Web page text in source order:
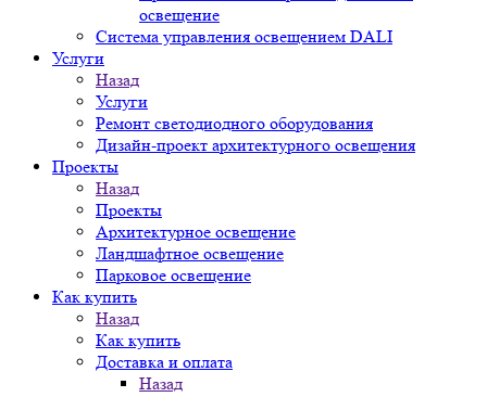
освещение
Система управления освещением DALI
Услуги
Назад
Услуги
Ремонт светодиодного оборудования
Дизайн-проект архитектурного освещения
Проекты
Назад
Проекты
Архитектурное освещение
Ландшафтное освещение
Парковое освещение
Как купить
Назад
Как купить
Доставка и оплата
Назад